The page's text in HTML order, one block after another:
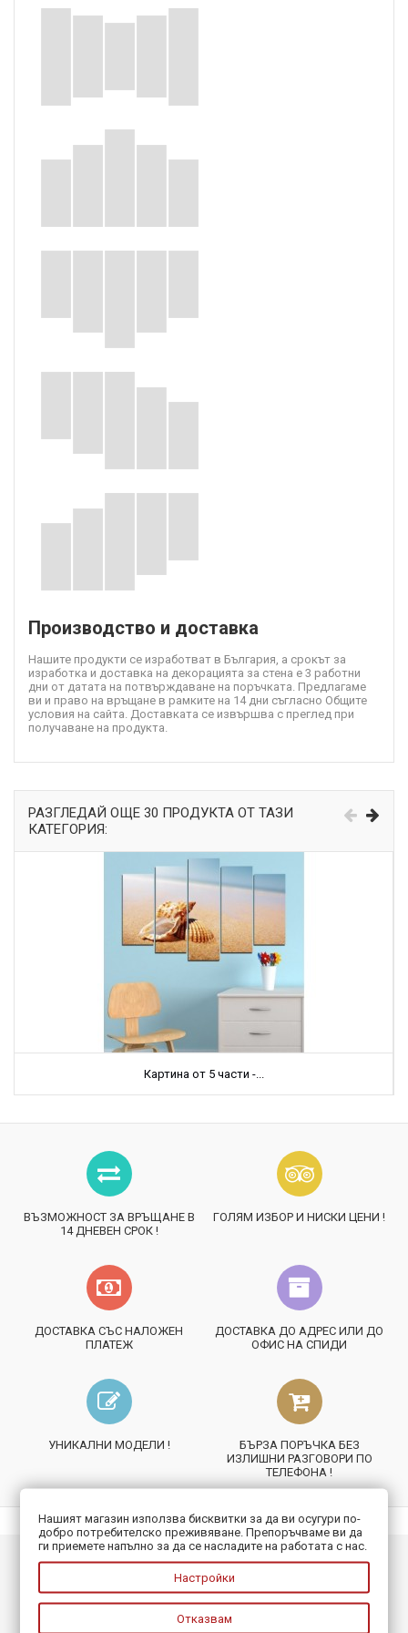
Производство и доставка
Нашите продукти се изработват в България, а срокът за
изработка и доставка на декорацията за стена е 3 работни
дни от датата на потвърждаване на поръчката. Предлагаме
ви и право на връщане в рамките на 14 дни съгласно Общите
условия на сайта. Доставката се извършва с преглед при
получаване на продукта.
РАЗГЛЕДАЙ ОЩЕ 30 ПРОДУКТА ОТ ТАЗИ
КАТЕГОРИЯ:
Картина от 5 части -...
ВЪЗМОЖНОСТ ЗА ВРЪЩАНЕ В
14 ДНЕВЕН СРОК !
ГОЛЯМ ИЗБОР И НИСКИ ЦЕНИ !
ДОСТАВКА СЪС НАЛОЖЕН
ПЛАТЕЖ
ДОСТАВКА ДО АДРЕС ИЛИ ДО
ОФИС НА СПИДИ
УНИКАЛНИ МОДЕЛИ !
БЪРЗА ПОРЪЧКА БЕЗ
ИЗЛИШНИ РАЗГОВОРИ ПО
ТЕЛЕФОНА !
ИНФОРМАЦИЯ
ПОЛЕЗНО
Нашият магазин използва бисквитки за да ви осугури по-
добро потребителско преживяване. Препоръчваме ви да
ги приемете напълно за да се насладите на работата с нас.
Настройки
Отказвам